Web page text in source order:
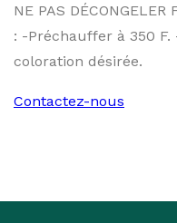
NE PAS
: -Préchauffer à 350
coloration désirée.
Contactez-nous